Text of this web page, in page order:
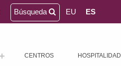
CENTROS HOSPITALIDAD
Búsqueda EU ES